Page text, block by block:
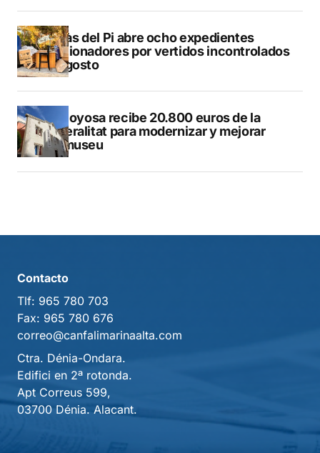
L’Alfàs del Pi abre ocho expedientes
sancionadores por vertidos incontrolados
en agosto
Villajoyosa recibe 20.800 euros de la
Generalitat para modernizar y mejorar
Vilamuseu
Contacto
Tlf: 965 780 703
Fax: 965 780 676
correo@canfalimarinaalta.com
Ctra. Dénia-Ondara.
Edifici en 2ª rotonda.
Apt Correus 599,
03700 Dénia. Alacant.